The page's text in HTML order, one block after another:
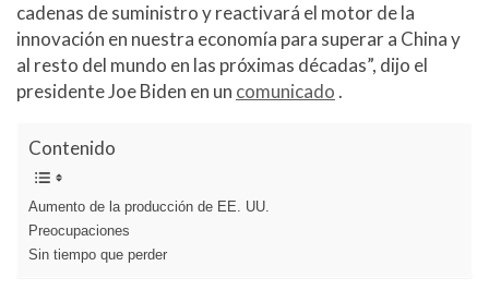
m
cadenas de suministro y reactivará el motor de la
innovación en nuestra economía para superar a China y
al resto del mundo en las próximas décadas”, dijo el
presidente Joe Biden en un comunicado.
Contenido
Aumento de la producción de EE. UU.
Preocupaciones
Sin tiempo que perder